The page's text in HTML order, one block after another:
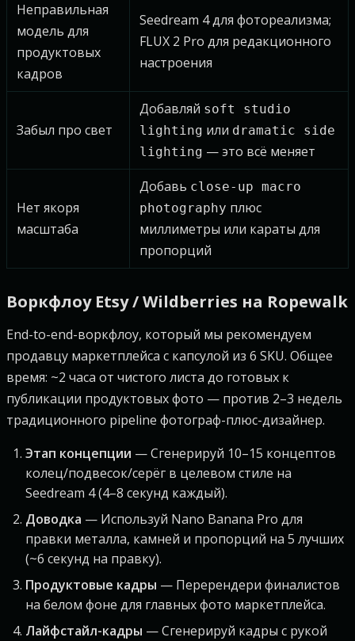
Неправильная
модель для
продуктовых
кадров
Seedream 4 для фотореализма;
FLUX 2 Pro для редакционного
настроения
Забыл про свет
Добавляй soft studio
lighting или dramatic side
lighting — это всё меняет
Нет якоря
масштаба
Добавь close-up macro
photography плюс
миллиметры или караты для
пропорций
Воркфлоу Etsy / Wildberries на Ropewalk
End-to-end-воркфлоу, который мы рекомендуем
продавцу маркетплейса с капсулой из 6 SKU. Общее
время: ~2 часа от чистого листа до готовых к
публикации продуктовых фото — против 2–3 недель
традиционного pipeline фотограф-плюс-дизайнер.
Этап концепции — Сгенерируй 10–15 концептов
колец/подвесок/серёг в целевом стиле на
Seedream 4 (4–8 секунд каждый).
Доводка — Используй Nano Banana Pro для
правки металла, камней и пропорций на 5 лучших
(~6 секунд на правку).
Продуктовые кадры — Перерендери финалистов
на белом фоне для главных фото маркетплейса.
Лайфстайл-кадры — Сгенерируй кадры с рукой